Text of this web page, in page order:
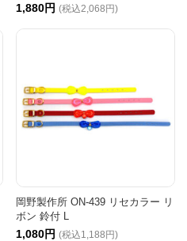
1,880円 (税込2,068円)
岡野製作所 ON-439 リセカラー リ
ボン 鈴付 L
1,080円 (税込1,188円)